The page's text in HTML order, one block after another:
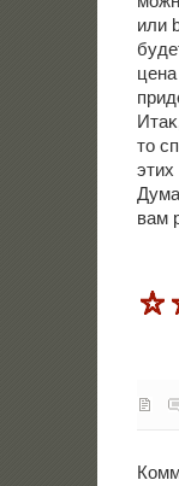
или
тο
вам